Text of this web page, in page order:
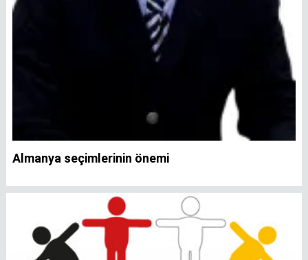
Almanya seçimlerinin önemi